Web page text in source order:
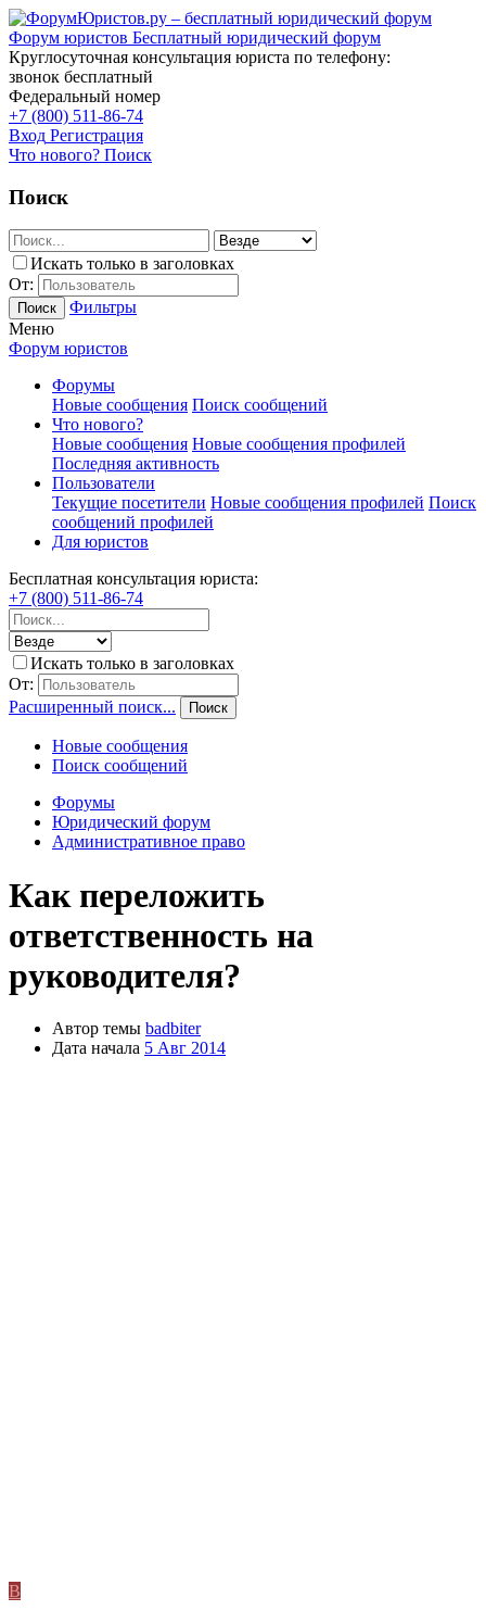
Форум юристов Бесплатный юридический форум
Круглосуточная консультация юриста по телефону:
звонок бесплатный
Федеральный номер
+7 (800) 511-86-74
Вход Регистрация
Что нового? Поиск
Поиск
Искать только в заголовках
От:
Поиск
Фильтры
Меню
Форум юристов
Форумы
Новые сообщения Поиск сообщений
Что нового?
Новые сообщения Новые сообщения профилей
Последняя активность
Пользователи
Текущие посетители Новые сообщения профилей Поиск
сообщений профилей
Для юристов
Бесплатная консультация юриста:
+7 (800) 511-86-74
Искать только в заголовках
От:
Расширенный поиск...
Поиск
Новые сообщения
Поиск сообщений
Форумы
Юридический форум
Административное право
Как переложить
ответственность на
руководителя?
Автор темы badbiter
Дата начала 5 Авг 2014
B